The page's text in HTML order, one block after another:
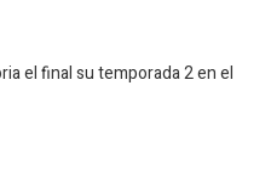
el final su temporada 2 en el